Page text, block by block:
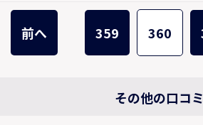
前へ 359 360
その他の口コミ